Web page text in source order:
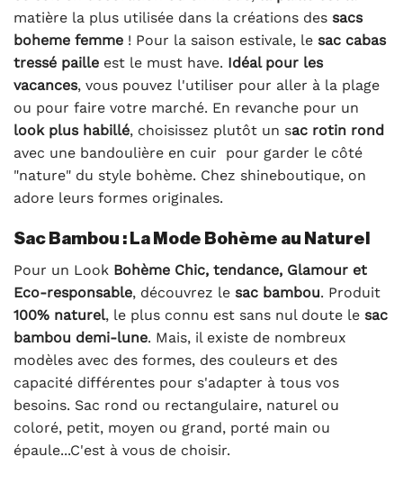
matière la plus utilisée dans la créations des sacs
boheme femme ! Pour la saison estivale, le sac cabas
tressé paille est le must have. Idéal pour les
vacances, vous pouvez l'utiliser pour aller à la plage
ou pour faire votre marché. En revanche pour un
look plus habillé, choisissez plutôt un sac rotin rond
avec une bandoulière en cuir pour garder le côté
"nature" du style bohème. Chez shineboutique, on
adore leurs formes originales.
Sac Bambou : La Mode Bohème au Naturel
Pour un Look Bohème Chic, tendance, Glamour et
Eco-responsable, découvrez le sac bambou. Produit
100% naturel, le plus connu est sans nul doute le sac
bambou demi-lune. Mais, il existe de nombreux
modèles avec des formes, des couleurs et des
capacité différentes pour s'adapter à tous vos
besoins. Sac rond ou rectangulaire, naturel ou
coloré, petit, moyen ou grand, porté main ou
épaule...C'est à vous de choisir.